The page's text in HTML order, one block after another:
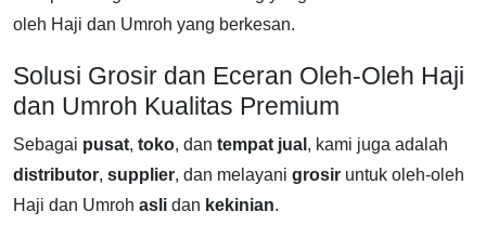
oleh Haji dan Umroh yang berkesan.
Solusi Grosir dan Eceran Oleh-Oleh Haji
dan Umroh Kualitas Premium
Sebagai pusat, toko, dan tempat jual , kami juga adalah
distributor, supplier, dan melayani grosir untuk oleh-oleh
Haji dan Umroh asli dan kekinian.